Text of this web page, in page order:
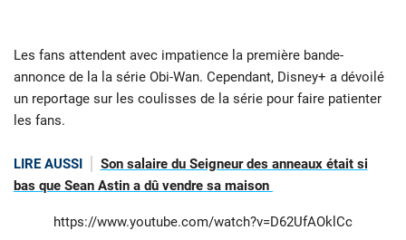
Les fans attendent avec impatience la première bande-
annonce de la la série Obi-Wan. Cependant, Disney+ a dévoilé
un reportage sur les coulisses de la série pour faire patienter
les fans.
LIRE AUSSI
Son salaire du Seigneur des anneaux était si
bas que Sean Astin a dû vendre sa maison
https://www.youtube.com/watch?v=D62UfAOklCc